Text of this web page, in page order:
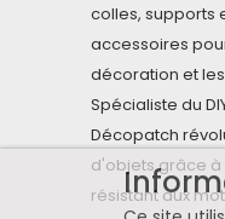
colles, supports
accessoires
décoration et
Spécialiste du
Décopatch
d'objets grâce à
résistant aux